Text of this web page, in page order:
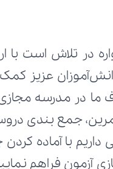
در تلاش است با